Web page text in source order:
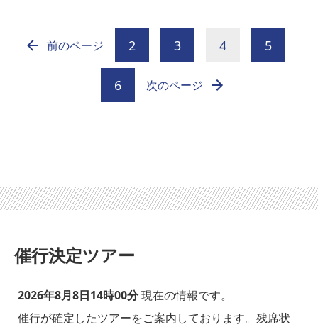
前のページ 2 3 4 5
6 次のページ
催行決定ツアー
2026年8月8日14時00分現在の情報です。
催行が確定したツアーをご案内しております。残席状